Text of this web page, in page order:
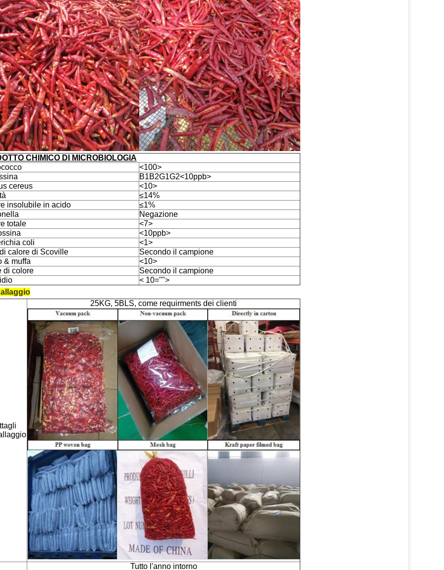
CHIMICO DI MICROBIOLOGIA
<100>
B1B2G1G2<10ppb>
cereus
<10>
≤14%
insolubile in acido
≤1%
Negazione
totale
<7>
<10ppb>
coli
<1>
calore di Scoville
Secondo il campione
& muffa
<10>
di colore
Secondo il campione
< 10="">
25KG, 5BLS, come requirments dei clienti
Tutto l'anno intorno